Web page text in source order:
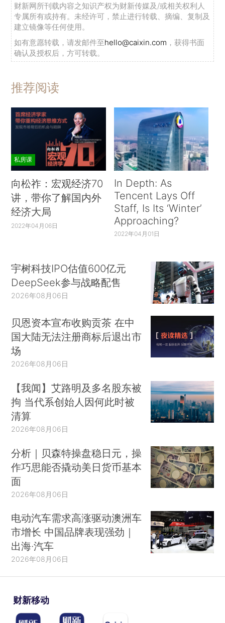
财新网所刊载内容之知识产权为财新传媒及/或相关权利人
专属所有或持有。未经许可，禁止进行转载、摘编、复制及
建立镜像等任何使用。
如有意愿转载，请发邮件至hello@caixin.com ，获得书面
确认及授权后，方可转载。
推荐阅读
私房课
向松祚：宏观经济70
讲，带你了解国内外
经济大局
2022年04月06日
In Depth: As
Tencent Lays Off
Staff, Is Its ‘Winter’
Approaching?
2022年04月01日
宇树科技IPO估值600亿元
DeepSeek参与战略配售
2026年08月06日
贝恩资本宣布收购贡茶 在中
国大陆无法注册商标后退出市
场
2026年08月06日
【我闻】艾路明及多名股东被
拘 当代系创始人因何此时被
清算
2026年08月06日
分析｜贝森特操盘稳日元，操
作巧思能否撬动美日货币基本
面
2026年08月06日
电动汽车需求高涨驱动澳洲车
市增长 中国品牌表现强劲｜
出海·汽车
2026年08月06日
财新移动